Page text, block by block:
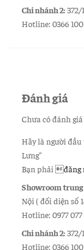
Chi nhánh 2:372/
Hotline: 0366
Đánh giá
Chưa có đánh giá
Hãy là người đầu
Lưng”
Bạn phải đăng
Showroom
Nội ( đối diện số
Hotline: 0977 077
Chi nhánh 2:372/
Hotline: 0366